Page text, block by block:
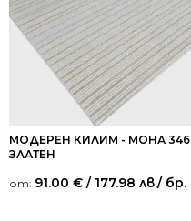
МОДЕРЕН КИЛИМ - МОНА 346
ЗЛАТЕН
от: 91.00 € / 177.98 лв./ бр.